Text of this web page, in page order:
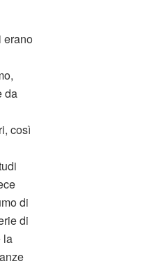
erano
da
così
di
di
la